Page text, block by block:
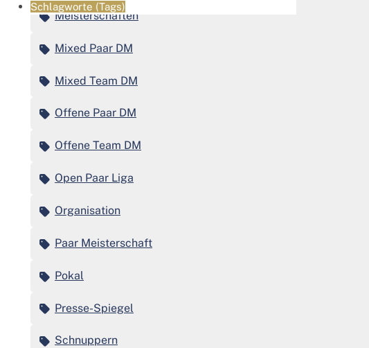
Schlagworte (Tags)
Meisterschaften
Mixed Paar DM
Mixed Team DM
Offene Paar DM
Offene Team DM
Open Paar Liga
Organisation
Paar Meisterschaft
Pokal
Presse-Spiegel
Schnuppern